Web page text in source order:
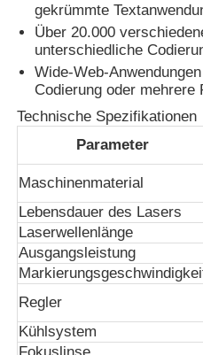
Startseite
Produkte
Über uns
Fabrik Tour
gekrümmte
Über 20.000
unterschiedliche
Wide-Web-
Codierung oder mehrere
Technische Spezifikationen
Parameter
Maschinenmaterial
Lebensdauer des Lasers
Laserwellenlänge
Ausgangsleistung
Regler
Kühlsystem
Fokuslinse